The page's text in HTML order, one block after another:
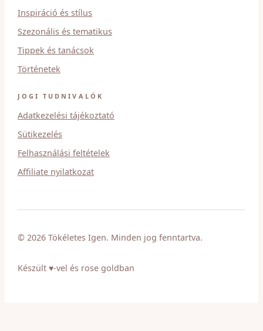
Inspiráció és stílus
Szezonális és tematikus
Tippek és tanácsok
Történetek
JOGI TUDNIVALÓK
Adatkezelési tájékoztató
Sütikezelés
Felhasználási feltételek
Affiliate nyilatkozat
© 2026 Tökéletes Igen. Minden jog fenntartva.
Készült ♥-vel és rose goldban